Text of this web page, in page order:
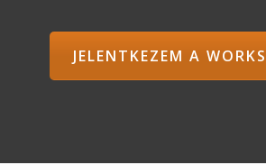
JELENTKEZEM A